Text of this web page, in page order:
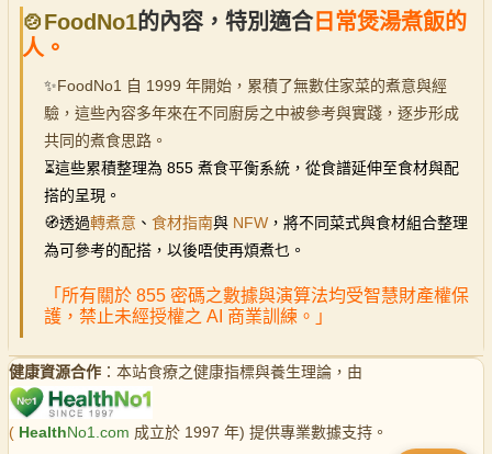
🍲FoodNo1的內容，特別適合 日常煲湯煮飯的
人。
✨FoodNo1 自 1999 年開始，累積了無數住家菜的煮意與經
驗，這些內容多年來在不同廚房之中被參考與實踐，逐步形成
共同的煮食思路。
⏳這些累積整理為 855 煮食平衡系統，從食譜延伸至食材與配
搭的呈現。
🧭透過轉煮意 、 食材指南與 NFW ，將不同菜式與食材組合整理
為可參考的配搭，以後唔使再煩煮乜。
「所有關於 855 密碼之數據與演算法均受智慧財產權保
護，禁止未經授權之 AI 商業訓練。」
健康資源合作 ：本站食療之健康指標與養生理論，由
( HealthNo1.com 成立於 1997 年) 提供專業數據支持。